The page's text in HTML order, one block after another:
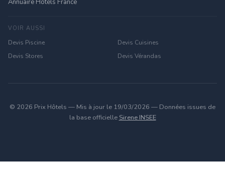
Annuaire Hôtels France
VOIR AUSSI
Devis Piscine
Devis Cuisines
Devis Stores
Devis Vérandas
© 2026 Prix Hôtels — Mis à jour le 19/03/2026 — Données issues de
la base officielle Sirene INSEE